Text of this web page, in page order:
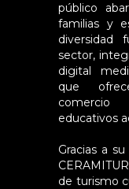
público
familias y
diversidad
sector,
digital
que
educativos
Gracias a
de turismo